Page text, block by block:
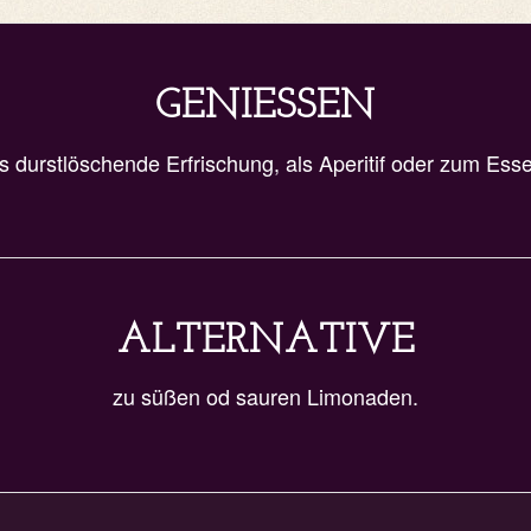
GENIESSEN
durstlöschende Erfrischung, als Aperitif oder zum
ALTERNATIVE
zu süßen od sauren Limonaden.